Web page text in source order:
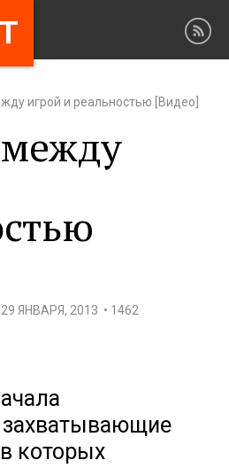
игрой и реальностью [Видео]
29 ЯНВАРЯ, 2013 • 1462
которых